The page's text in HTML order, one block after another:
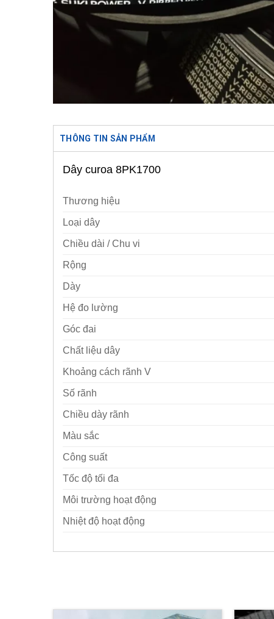
THÔNG TIN SẢN PHẨM
Dây curoa 8PK1700
Thương hiệu
Loại dây
Chiều dài / Chu vi
Rộng
Dày
Hệ đo lường
Góc đai
Chất liệu dây
Khoảng cách rãnh V
Số rãnh
Chiều dày rãnh
Màu sắc
Công suất
Tốc độ tối đa
Môi trường hoạt động
Nhiệt độ hoạt động